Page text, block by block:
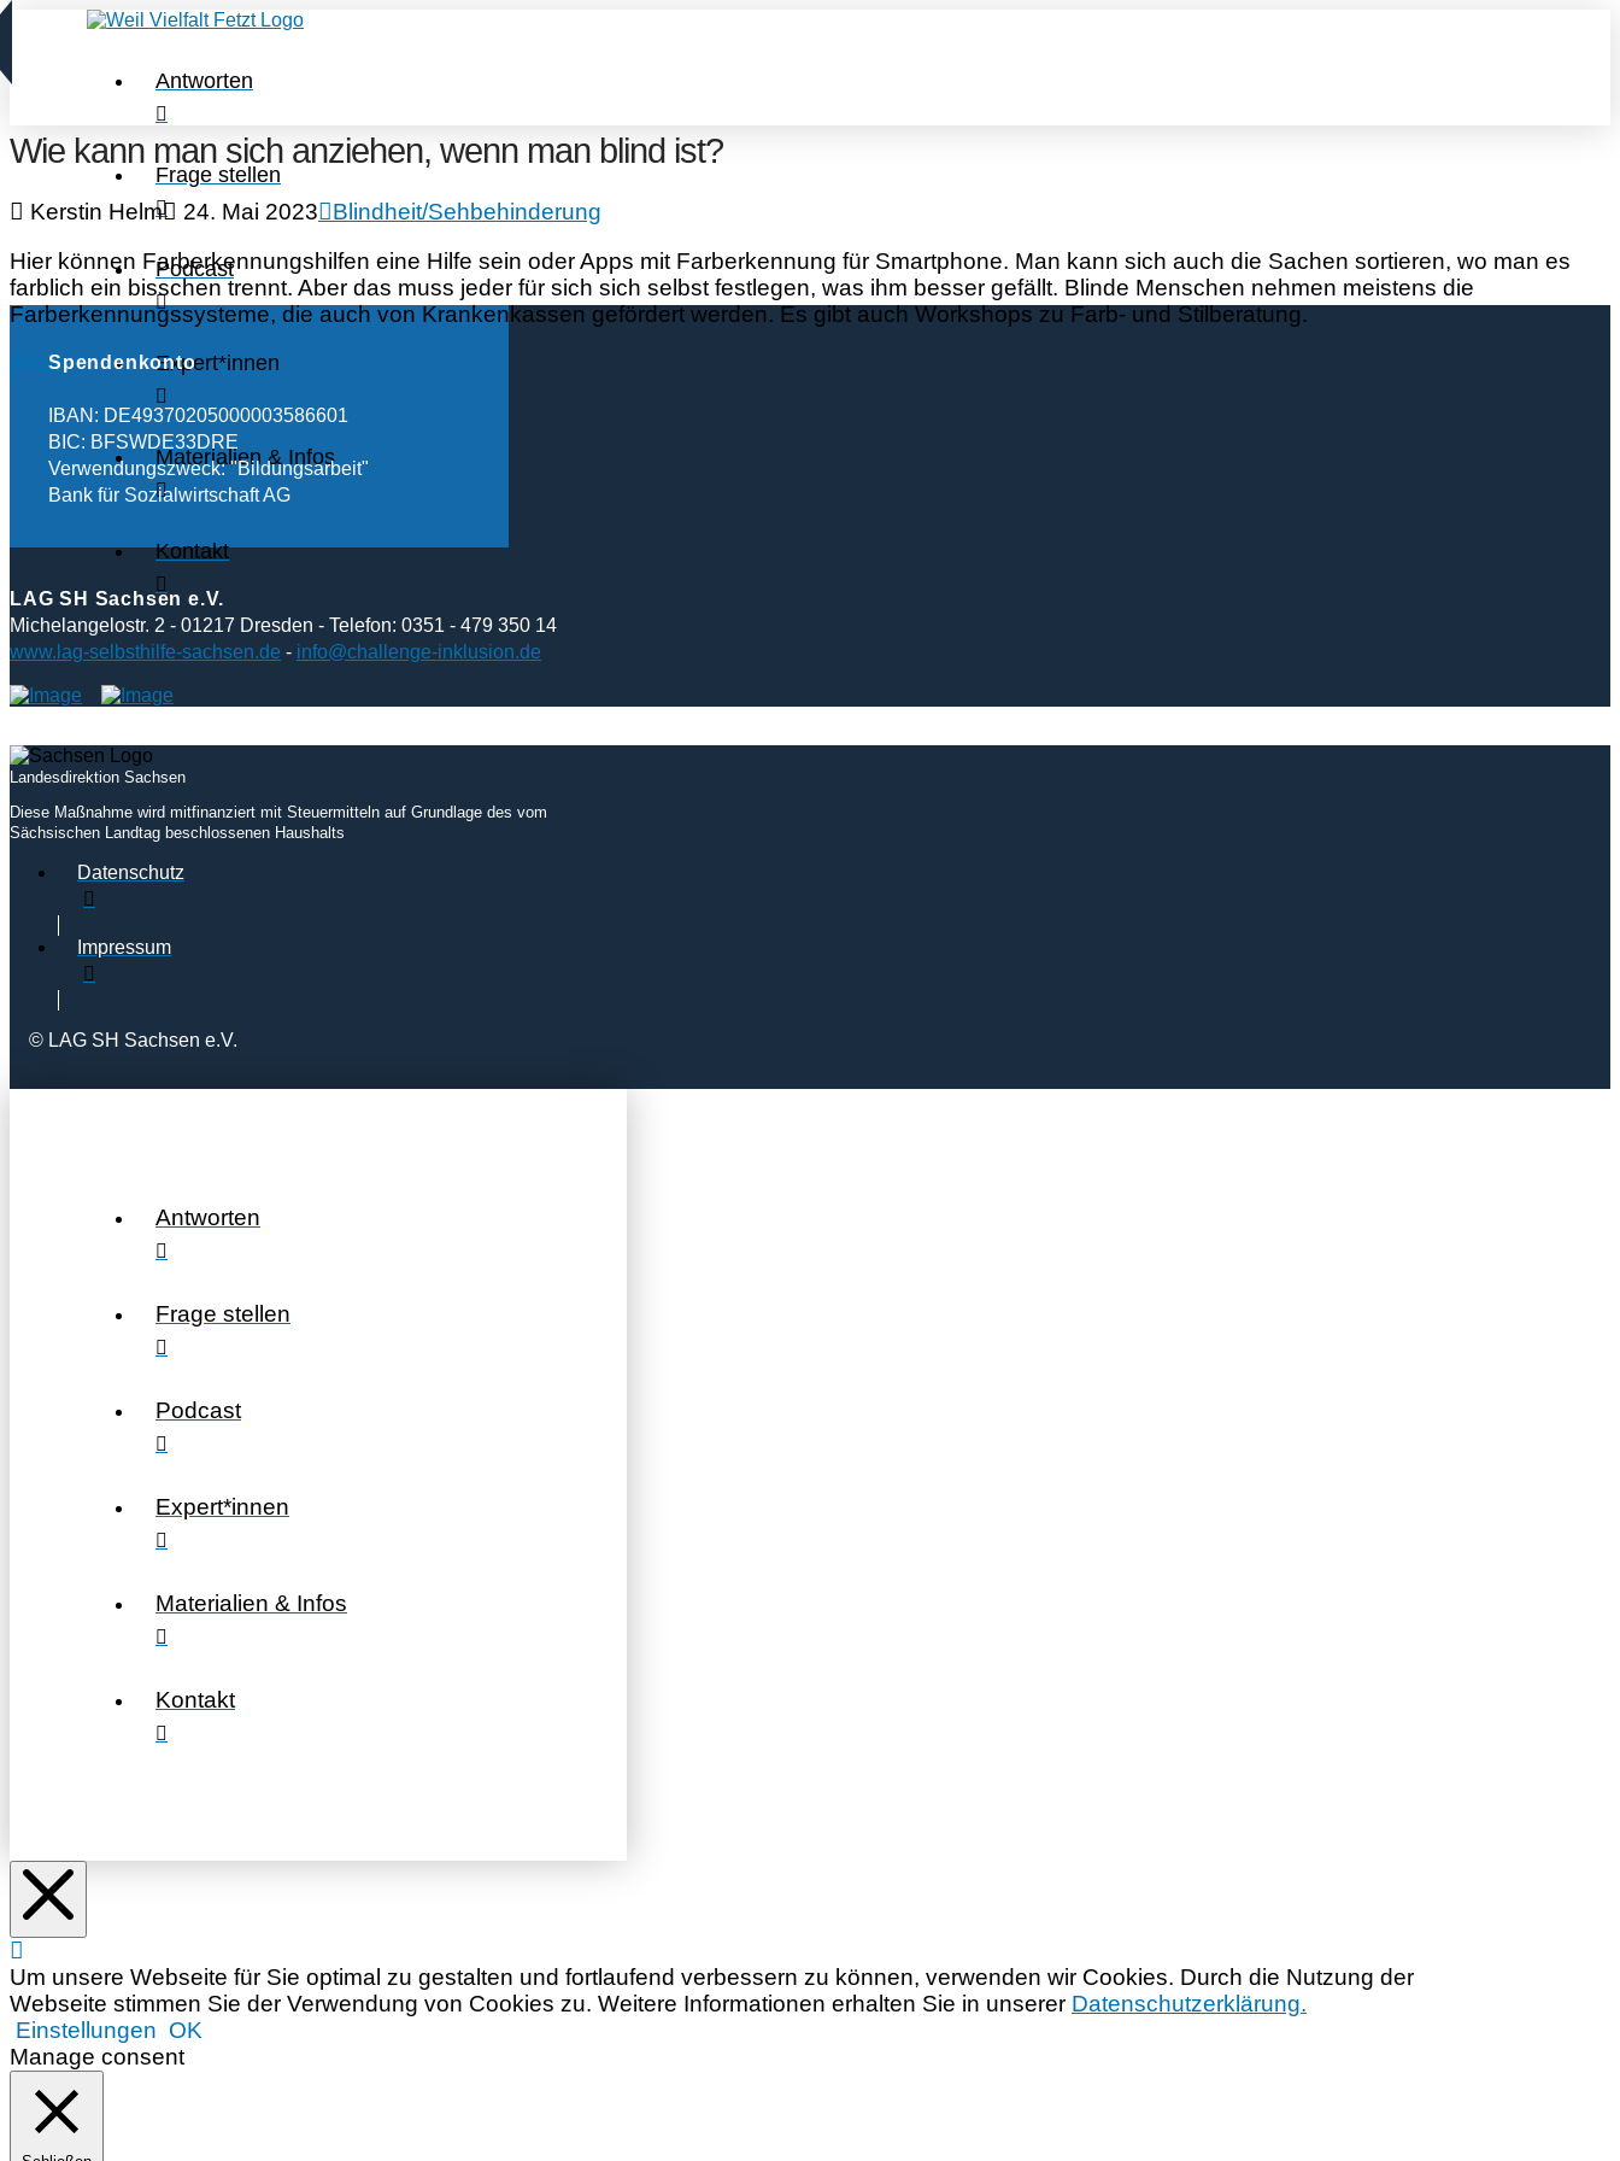
Antworten
Frage stellen
Podcast
Expert*innen
Materialien & Infos
Kontakt
Wie kann man sich anziehen, wenn man blind ist?
Kerstin Helm 24. Mai 2023
Blindheit/Sehbehinderung
Hier können Farberkennungshilfen eine Hilfe sein oder Apps mit Farberkennung für Smartphone. Man kann sich auch die Sachen sortieren, wo man es
farblich ein bisschen trennt. Aber das muss jeder für sich sich selbst festlegen, was ihm besser gefällt. Blinde Menschen nehmen meistens die
Farberkennungssysteme, die auch von Krankenkassen gefördert werden. Es gibt auch Workshops zu Farb- und Stilberatung.
AlltagSpendenkonto
IBAN: DE49370205000003586601
BIC: BFSWDE33DRE
Verwendungszweck: "Bildungsarbeit"
Bank für Sozialwirtschaft AG
LAG SH Sachsen e.V.
Michelangelostr. 2 - 01217 Dresden - Telefon: 0351 - 479 350 14
www.lag-selbsthilfe-sachsen.de - info@challenge-inklusion.de
Landesdirektion Sachsen
Diese Maßnahme wird mitfinanziert mit Steuermitteln auf Grundlage des vom
Sächsischen Landtag beschlossenen Haushalts
Datenschutz
Impressum
© LAG SH Sachsen e.V.
Antworten
Frage stellen
Podcast
Expert*innen
Materialien & Infos
Kontakt
Um unsere Webseite für Sie optimal zu gestalten und fortlaufend verbessern zu können, verwenden wir Cookies. Durch die Nutzung der
Webseite stimmen Sie der Verwendung von Cookies zu. Weitere Informationen erhalten Sie in unserer Datenschutzerklärung.
Einstellungen OK
Manage consent